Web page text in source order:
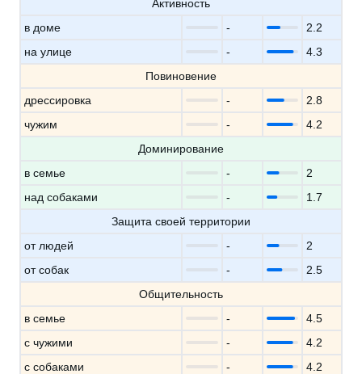
Активность
в доме
-
2.2
на улице
-
4.3
Повиновение
дрессировка
-
2.8
чужим
-
4.2
Доминирование
в семье
-
2
над собаками
-
1.7
Защита своей территории
от людей
-
2
от собак
-
2.5
Общительность
в семье
-
4.5
с чужими
-
4.2
с собаками
-
4.2